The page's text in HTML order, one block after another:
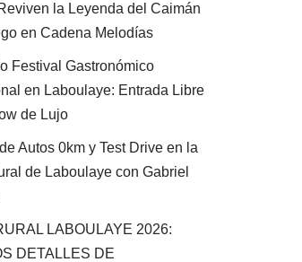
la Leyenda del Caimán
en Cadena Melodías
Festival Gastronómico
en Laboulaye: Entrada Libre
de Lujo
Autos 0km y Test Drive en la
de Laboulaye con Gabriel
LABOULAYE 2026:
DETALLES DE